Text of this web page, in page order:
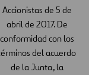
Accionistas de 5 de
abril de 2017. De
conformidad con los
del acuerdo
de la Junta, la